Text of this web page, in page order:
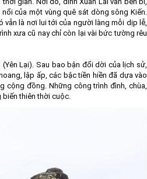
của một vùng quê sát dòng sông Kiến.
là nơi lui tới của người làng mỗi dịp lễ,
xưa cũ nay chỉ còn lại vài bức tường rêu
Lại). Sau bao bận đổi dời của lịch sử,
lập ấp, các bậc tiền hiền đã dựa vào
cộng đồng. Những công trình đình, chùa,
thiên thời cuộc.